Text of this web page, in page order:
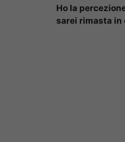
Ho la
sarei rimasta in